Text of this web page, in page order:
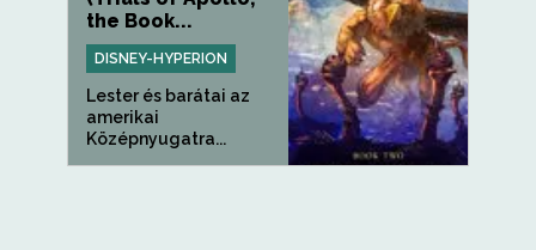
the Book...
DISNEY-HYPERION
Lester és barátai az
amerikai
Középnyugatra...